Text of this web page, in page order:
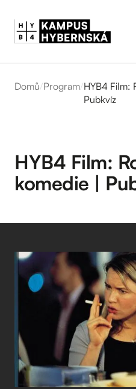
Domů/Program/HYB4 Film:
Pubkvíz
HYB4 Film:
komedie |